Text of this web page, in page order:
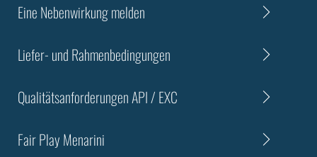
Eine Nebenwirkung melden
Liefer- und Rahmenbedingungen
Qualitätsanforderungen API / EXC
Fair Play Menarini